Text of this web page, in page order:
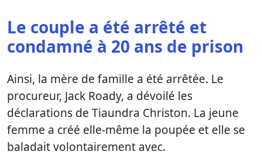
Le couple a été arrêté et
condamné à 20 ans de prison
Ainsi, la mère de famille a été arrêtée. Le
procureur, Jack Roady, a dévoilé les
déclarations de Tiaundra Christon. La jeune
femme a créé elle-même la poupée et elle se
baladait volontairement avec.